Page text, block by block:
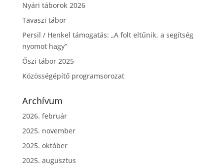
Nyári táborok 2026
Tavaszi tábor
Persil / Henkel támogatás: „A folt eltűnik, a segítség
nyomot hagy”
Őszi tábor 2025
Közösségépítő programsorozat
Archívum
2026. február
2025. november
2025. október
2025. augusztus